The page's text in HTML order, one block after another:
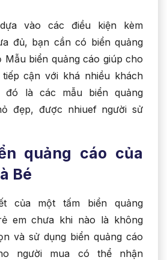
vào các điều kiện kèm
đủ, bạn cần có biển quảng
biển quảng cáo giúp cho
cận với khá nhiều khách
đó là các mẫu biển quảng
đẹp, được nhiuef người sử
quảng cáo của
Bé
của một tấm biển quảng
em chưa khi nào là không
và sử dụng biển quảng cáo
người mua có thể nhận